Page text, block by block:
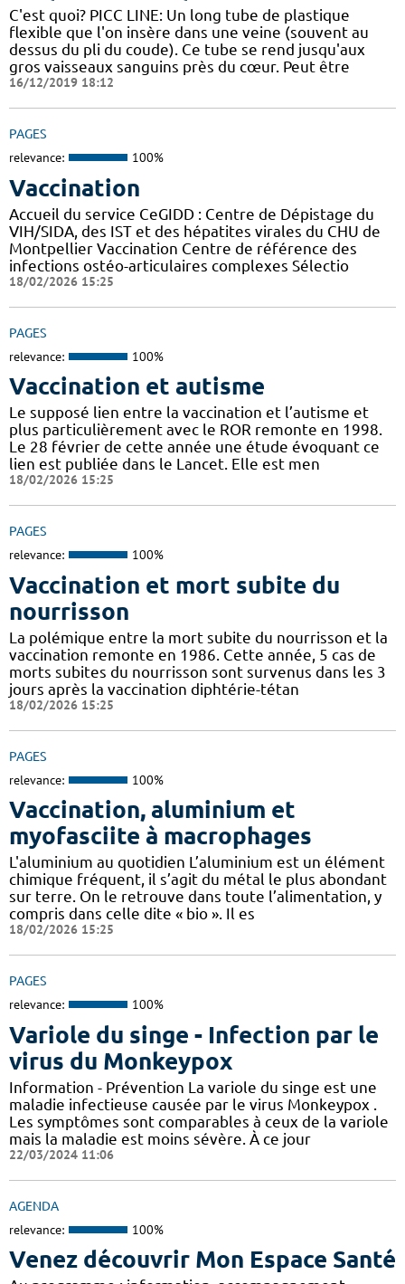
C'est quoi? PICC LINE: Un long tube de plastique
flexible que l'on insère dans une veine (souvent au
dessus du pli du coude). Ce tube se rend jusqu'aux
gros vaisseaux sanguins près du cœur. Peut être
16/12/2019 18:12
PAGES
relevance: 100%
Vaccination
Accueil du service CeGIDD : Centre de Dépistage du
VIH/SIDA, des IST et des hépatites virales du CHU de
Montpellier Vaccination Centre de référence des
infections ostéo-articulaires complexes Sélectio
18/02/2026 15:25
PAGES
relevance: 100%
Vaccination et autisme
Le supposé lien entre la vaccination et l’autisme et
plus particulièrement avec le ROR remonte en 1998.
Le 28 février de cette année une étude évoquant ce
lien est publiée dans le Lancet. Elle est men
18/02/2026 15:25
PAGES
relevance: 100%
Vaccination et mort subite du
nourrisson
La polémique entre la mort subite du nourrisson et la
vaccination remonte en 1986. Cette année, 5 cas de
morts subites du nourrisson sont survenus dans les 3
jours après la vaccination diphtérie-tétan
18/02/2026 15:25
PAGES
relevance: 100%
Vaccination, aluminium et
myofasciite à macrophages
L'aluminium au quotidien L’aluminium est un élément
chimique fréquent, il s’agit du métal le plus abondant
sur terre. On le retrouve dans toute l’alimentation, y
compris dans celle dite « bio ». Il es
18/02/2026 15:25
PAGES
relevance: 100%
Variole du singe - Infection par le
virus du Monkeypox
Information - Prévention La variole du singe est une
maladie infectieuse causée par le virus Monkeypox .
Les symptômes sont comparables à ceux de la variole
mais la maladie est moins sévère. À ce jour
22/03/2024 11:06
AGENDA
relevance: 100%
Venez découvrir Mon Espace Santé